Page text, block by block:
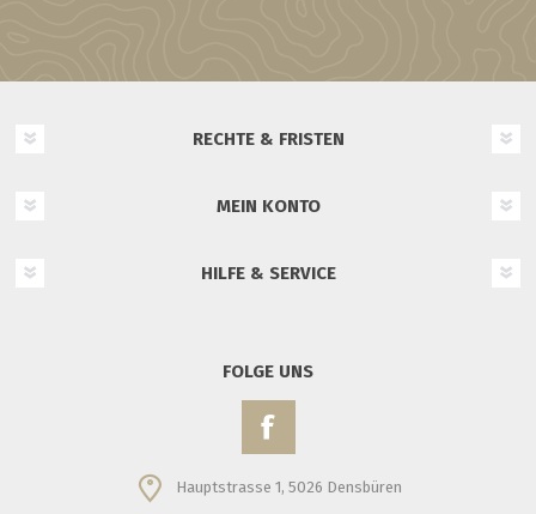
RECHTE & FRISTEN
MEIN KONTO
HILFE & SERVICE
FOLGE UNS
Hauptstrasse 1, 5026 Densbüren